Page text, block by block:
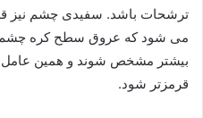
ترشحات باشد. سفیدی چشم نیز
می شود که عروق سطح کره چشم
بیشتر مشخص شوند و همین
قرمزتر شود.